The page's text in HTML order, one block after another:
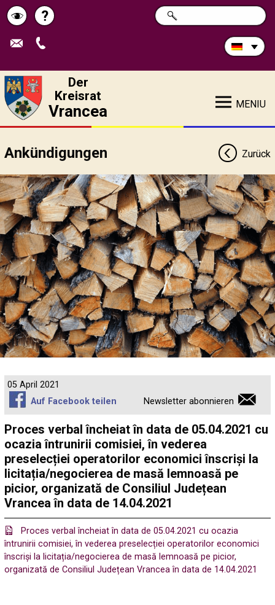
Schimbă
contrastul
Pagina
de
?
Durchsuchen
Sie
SUCHE
Der
Kreisrat
Vrancea MENIU
Ankündigungen Zurück
05 April 2021
Auf Facebook teilen
Newsletter abonnieren
Proces verbal încheiat în data de 05.04.2021 cu
ocazia întrunirii comisiei, în vederea
preselecției operatorilor economici înscriși la
licitația/negocierea de masă lemnoasă pe
picior, organizată de Consiliul Județean
Vrancea în data de 14.04.2021
Proces verbal încheiat în data de 05.04.2021 cu ocazia
întrunirii comisiei, în vederea preselecției operatorilor economici
înscriși la licitația/negocierea de masă lemnoasă pe picior,
organizată de Consiliul Județean Vrancea în data de 14.04.2021